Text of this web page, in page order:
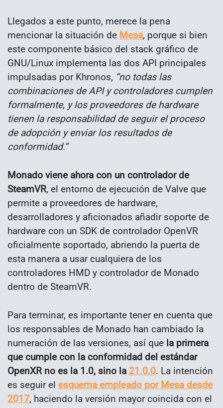
Llegados a este punto, merece la pena
mencionar la situación de Mesa, porque si bien
este componente básico del stack gráfico de
GNU/Linux implementa las dos API principales
impulsadas por Khronos, “no todas las
combinaciones de API y controladores cumplen
formalmente, y los proveedores de hardware
tienen la responsabilidad de seguir el proceso
de adopción y enviar los resultados de
conformidad.”
Monado viene ahora con un controlador de
SteamVR, el entorno de ejecución de Valve que
permite a proveedores de hardware,
desarrolladores y aficionados añadir soporte de
hardware con un SDK de controlador OpenVR
oficialmente soportado, abriendo la puerta de
esta manera a usar cualquiera de los
controladores HMD y controlador de Monado
dentro de SteamVR.
Para terminar, es importante tener en cuenta que
los responsables de Monado han cambiado la
numeración de las versiones, así que la primera
que cumple con la conformidad del estándar
OpenXR no es la 1.0, sino la 21.0.0. La intención
es seguir el esquema empleado por Mesa desde
2017, haciendo la versión mayor coincida con el